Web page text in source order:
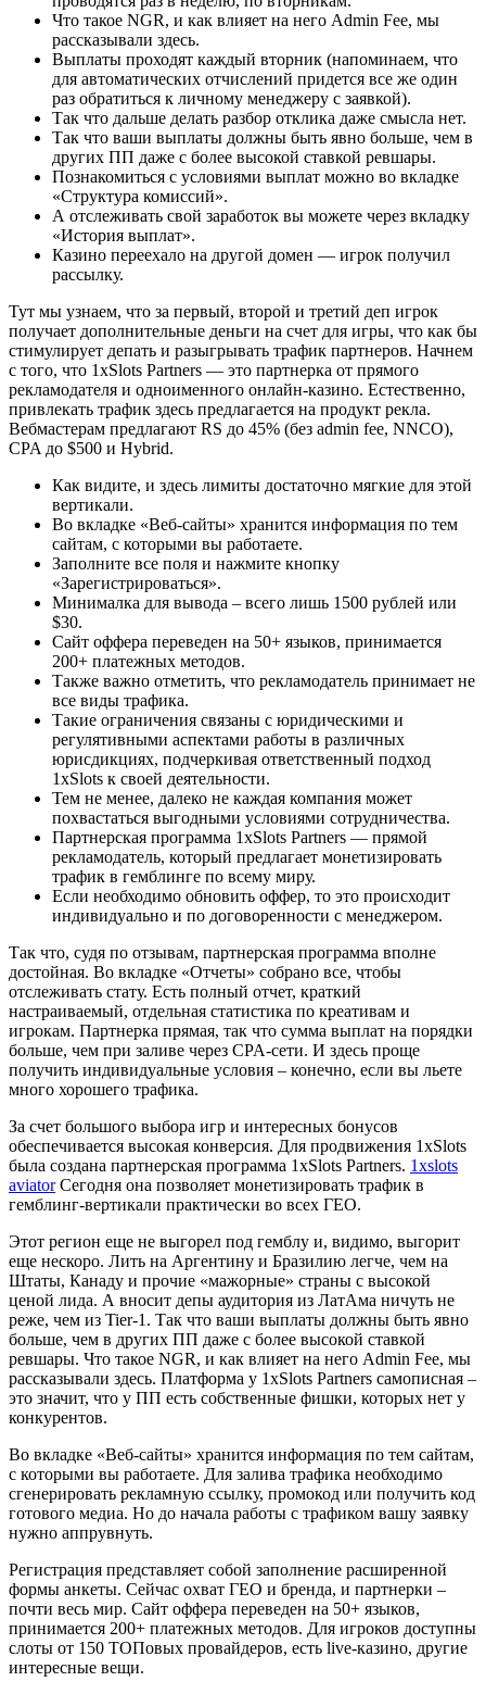
Что такое NGR, и как влияет на него Admin Fee, мы
рассказывали здесь.
Выплаты проходят каждый вторник (напоминаем, что
для автоматических отчислений придется все же один
раз обратиться к личному менеджеру с заявкой).
Так что дальше делать разбор отклика даже смысла нет.
Так что ваши выплаты должны быть явно больше, чем в
других ПП даже с более высокой ставкой ревшары.
Познакомиться с условиями выплат можно во вкладке
«Структура комиссий».
А отслеживать свой заработок вы можете через вкладку
«История выплат».
Казино переехало на другой домен — игрок получил
рассылку.
Тут мы узнаем, что за первый, второй и третий деп игрок
получает дополнительные деньги на счет для игры, что как бы
стимулирует депать и разыгрывать трафик партнеров. Начнем
с того, что 1xSlots Partners — это партнерка от прямого
рекламодателя и одноименного онлайн-казино. Естественно,
привлекать трафик здесь предлагается на продукт рекла.
Вебмастерам предлагают RS до 45% (без admin fee, NNCO),
CPA до $500 и Hybrid.
Как видите, и здесь лимиты достаточно мягкие для этой
вертикали.
Во вкладке «Веб-сайты» хранится информация по тем
сайтам, с которыми вы работаете.
Заполните все поля и нажмите кнопку
«Зарегистрироваться».
Минималка для вывода – всего лишь 1500 рублей или
$30.
Сайт оффера переведен на 50+ языков, принимается
200+ платежных методов.
Также важно отметить, что рекламодатель принимает не
все виды трафика.
Такие ограничения связаны с юридическими и
регулятивными аспектами работы в различных
юрисдикциях, подчеркивая ответственный подход
1xSlots к своей деятельности.
Тем не менее, далеко не каждая компания может
похвастаться выгодными условиями сотрудничества.
Партнерская программа 1xSlots Partners — прямой
рекламодатель, который предлагает монетизировать
трафик в гемблинге по всему миру.
Если необходимо обновить оффер, то это происходит
индивидуально и по договоренности с менеджером.
Так что, судя по отзывам, партнерская программа вполне
достойная. Во вкладке «Отчеты» собрано все, чтобы
отслеживать стату. Есть полный отчет, краткий
настраиваемый, отдельная статистика по креативам и
игрокам. Партнерка прямая, так что сумма выплат на порядки
больше, чем при заливе через CPA-сети. И здесь проще
получить индивидуальные условия – конечно, если вы льете
много хорошего трафика.
За счет большого выбора игр и интересных бонусов
обеспечивается высокая конверсия. Для продвижения 1xSlots
была создана партнерская программа 1xSlots Partners. 1xslots
aviatorСегодня она позволяет монетизировать трафик в
гемблинг-вертикали практически во всех ГЕО.
Этот регион еще не выгорел под гемблу и, видимо, выгорит
еще нескоро. Лить на Аргентину и Бразилию легче, чем на
Штаты, Канаду и прочие «мажорные» страны с высокой
ценой лида. А вносит депы аудитория из ЛатАма ничуть не
реже, чем из Tier-1. Так что ваши выплаты должны быть явно
больше, чем в других ПП даже с более высокой ставкой
ревшары. Что такое NGR, и как влияет на него Admin Fee, мы
рассказывали здесь. Платформа у 1xSlots Partners самописная –
это значит, что у ПП есть собственные фишки, которых нет у
конкурентов.
Во вкладке «Веб-сайты» хранится информация по тем сайтам,
с которыми вы работаете. Для залива трафика необходимо
сгенерировать рекламную ссылку, промокод или получить код
готового медиа. Но до начала работы с трафиком вашу заявку
нужно аппрувнуть.
Регистрация представляет собой заполнение расширенной
формы анкеты. Сейчас охват ГЕО и бренда, и партнерки –
почти весь мир. Сайт оффера переведен на 50+ языков,
принимается 200+ платежных методов. Для игроков доступны
слоты от 150 ТОПовых провайдеров, есть live-казино, другие
интересные вещи.